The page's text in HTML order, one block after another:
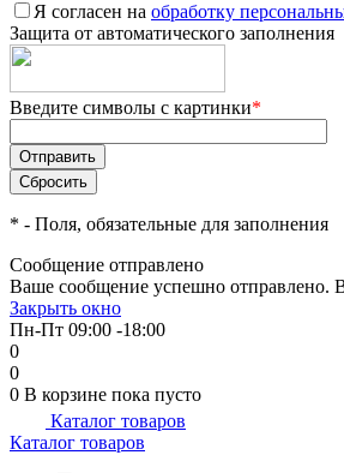
Я согласен на обработку
Защита от автоматического заполнения
Введите символы с картинки*
* - Поля, обязательные для заполнения
Сообщение отправлено
Ваше сообщение успешно отправлено.
Закрыть окно
Пн-Пт 09:00 -18:00
0
0
0 В корзине пока пусто
Каталог товаров
Каталог товаров